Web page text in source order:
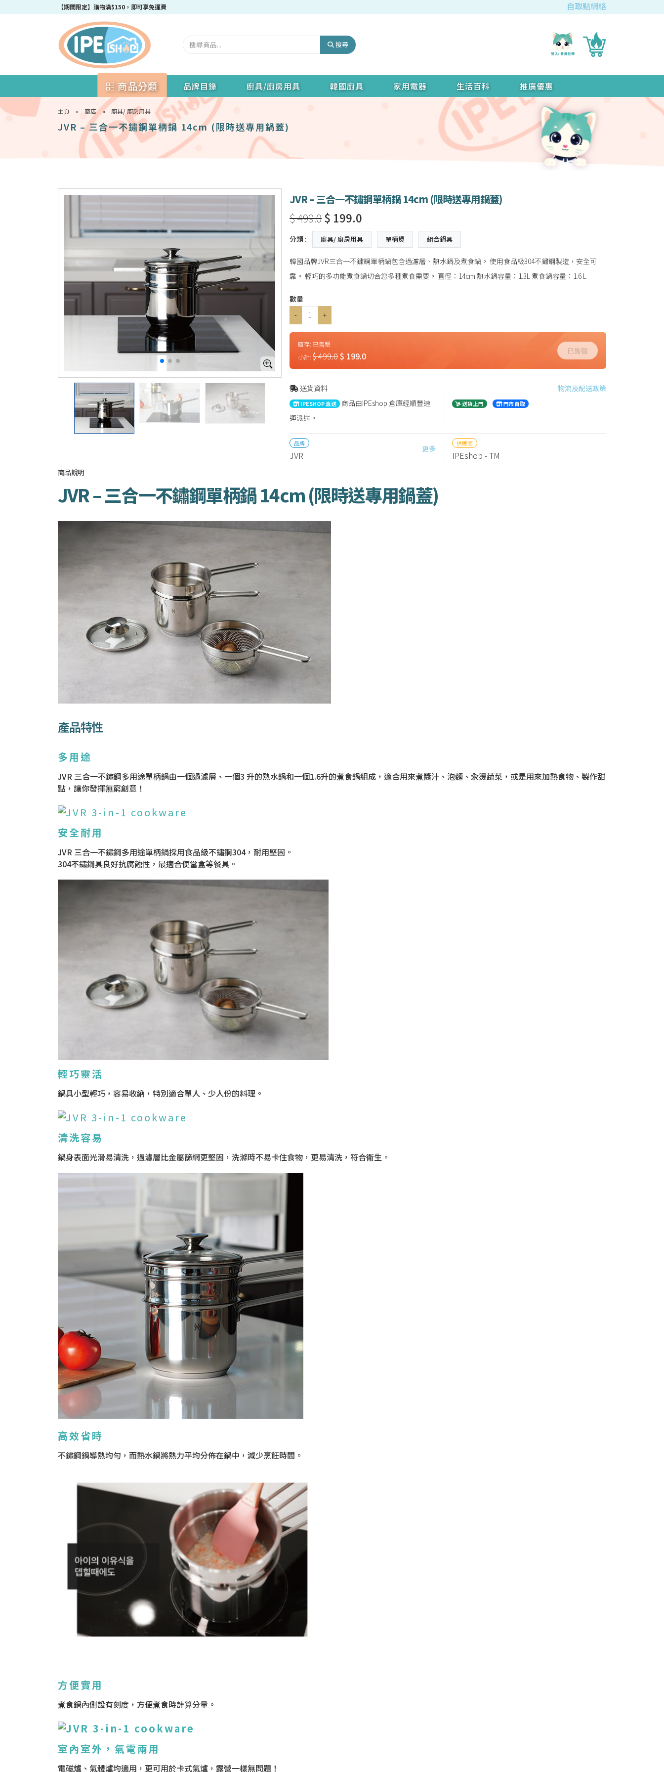
成為IPEshop會員，新會員即可獲得迎新$50購物優惠碼！ 自取點網絡
搜尋
商品分類 品牌目錄 廚具/廚房用具 韓國廚具 家用電器 生活百科 推廣優惠
主頁 » 商店» 廚具/ 廚房用具
JVR – 三合一不鏽鋼單柄鍋 14cm (限時送專用鍋蓋)
JVR – 三合一不鏽鋼單柄鍋 14cm (限時送專用鍋蓋)
$ 499.0$ 199.0
分類 : 廚具/ 廚房用具 單柄煲 組合鍋具
韓國品牌JVR三合一不鏽鋼單柄鍋包含過濾層、熱水鍋及煮食鍋。 使用食品級304不鏽鋼製造，安全可
靠。 輕巧的多功能煮食鍋切合您多種煮食需要。 直徑：14cm 熱水鍋容量：1.3L 煮食鍋容量：1.6 L
數量
-
+
庫存: 已售罄
小計:$ 499.0$ 199.0 已售罄
送貨資料 物流及配送政策
IPESHOP 直送 商品由IPEshop 倉庫經順豐速
運派送。
送貨上門 門市自取
品牌
JVR
更多
供應商
IPEshop - TM
商品說明
JVR – 三合一不鏽鋼單柄鍋 14cm (限時送專用鍋蓋)
產品特性
多用途
JVR 三合一不鏽鋼多用途單柄鍋由一個過濾層、一個3 升的熱水鍋和一個1.6升的煮食鍋組成，適合用來煮醬汁、泡麵、汆燙蔬菜，或是用來加熱食物、製作甜
點，讓你發揮無窮創意！
安全耐用
JVR 三合一不鏽鋼多用途單柄鍋採用食品級不鏽鋼304，耐用堅固。
304不鏽鋼具良好抗腐蝕性，最適合便當盒等餐具。
輕巧靈活
鍋具小型輕巧，容易收納，特別適合單人、少人份的料理。
清洗容易
鍋身表面光滑易清洗，過濾層比金屬篩網更堅固，洗滌時不易卡住食物，更易清洗，符合衛生。
高效省時
不鏽鋼鍋導熱均勻，而熱水鍋將熱力平均分佈在鍋中，減少烹飪時間。
方便實用
煮食鍋內側設有刻度，方便煮食時計算分量。
室內室外，氣電兩用
電磁爐、氣體爐均適用，更可用於卡式氣爐，露營一樣無問題！